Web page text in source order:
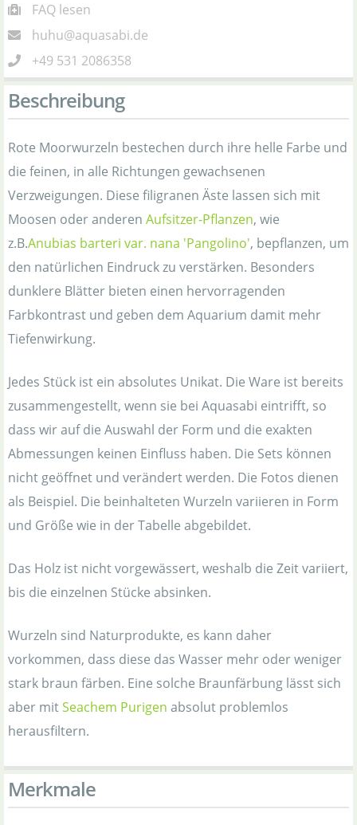
FAQ lesen
huhu@aquasabi.de
+49 531 2086358
Beschreibung
Rote Moorwurzeln bestechen durch ihre helle Farbe und
die feinen, in alle Richtungen gewachsenen
Verzweigungen. Diese filigranen Äste lassen sich mit
Moosen oder anderen Aufsitzer-Pflanzen, wie
z.B.Anubias barteri var. nana 'Pangolino', bepflanzen, um
den natürlichen Eindruck zu verstärken. Besonders
dunklere Blätter bieten einen hervorragenden
Farbkontrast und geben dem Aquarium damit mehr
Tiefenwirkung.
Jedes Stück ist ein absolutes Unikat. Die Ware ist bereits
zusammengestellt, wenn sie bei Aquasabi eintrifft, so
dass wir auf die Auswahl der Form und die exakten
Abmessungen keinen Einfluss haben. Die Sets können
nicht geöffnet und verändert werden. Die Fotos dienen
als Beispiel. Die beinhalteten Wurzeln variieren in Form
und Größe wie in der Tabelle abgebildet.
Das Holz ist nicht vorgewässert, weshalb die Zeit variiert,
bis die einzelnen Stücke absinken.
Wurzeln sind Naturprodukte, es kann daher
vorkommen, dass diese das Wasser mehr oder weniger
stark braun färben. Eine solche Braunfärbung lässt sich
aber mitSeachem Purigen absolut problemlos
herausfiltern.
Merkmale